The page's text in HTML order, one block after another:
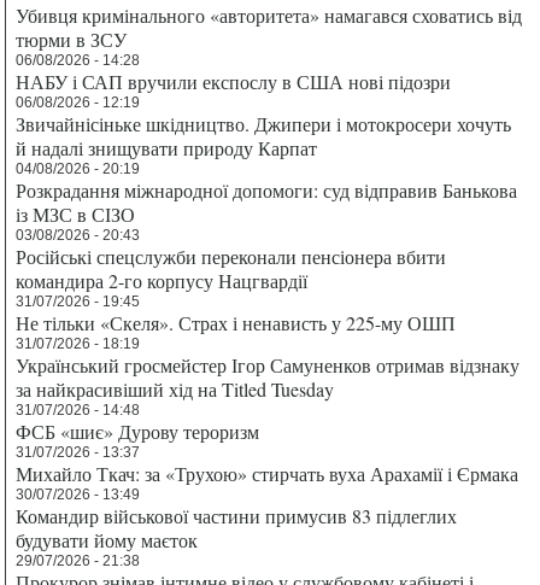
Убивця кримінального «авторитета» намагався сховатись від
тюрми в ЗСУ
06/08/2026 - 14:28
НАБУ і САП вручили експослу в США нові підозри
06/08/2026 - 12:19
Звичайнісіньке шкідництво. Джипери і мотокросери хочуть
й надалі знищувати природу Карпат
04/08/2026 - 20:19
Розкрадання міжнародної допомоги: суд відправив Банькова
із МЗС в СІЗО
03/08/2026 - 20:43
Російські спецслужби переконали пенсіонера вбити
командира 2-го корпусу Нацгвардії
31/07/2026 - 19:45
Не тільки «Скеля». Страх і ненависть у 225-му ОШП
31/07/2026 - 18:19
Український гросмейстер Ігор Самуненков отримав відзнаку
за найкрасивіший хід на Titled Tuesday
31/07/2026 - 14:48
ФСБ «шиє» Дурову тероризм
31/07/2026 - 13:37
Михайло Ткач: за «Трухою» стирчать вуха Арахамії і Єрмака
30/07/2026 - 13:49
Командир військової частини примусив 83 підлеглих
будувати йому маєток
29/07/2026 - 21:38